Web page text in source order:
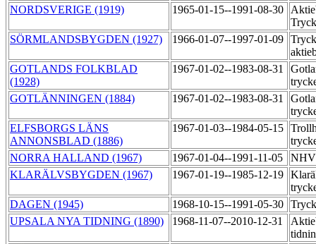
NORDSVERIGE (1919)
1965-01-15--1991-08-30
SÖRMLANDSBYGDEN (1927)
1966-01-07--1997-01-09
GOTLANDS FOLKBLAD
(1928)
1967-01-02--1983-08-31
GOTLÄNNINGEN (1884)
1967-01-02--1983-08-31
ELFSBORGS LÄNS
ANNONSBLAD (1886)
1967-01-03--1984-05-15
NORRA HALLAND (1967)
1967-01-04--1991-11-05
KLARÄLVSBYGDEN (1967)
1967-01-19--1985-12-19
DAGEN (1945)
1968-10-15--1991-05-30
UPSALA NYA TIDNING (1890)
1968-11-07--2010-12-31